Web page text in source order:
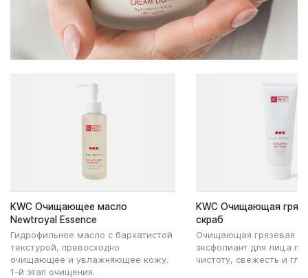
KWC Очищающее масло
Newtroyal Essence
Гидрофильное масло с бархатистой
текстурой, превосходно
очищающее и увлажняющее кожу.
1-й этап очищения.
KWC Очищающая
скраб
Очищающая грязевая
эксфолиант для лица
чистоту, свежесть и